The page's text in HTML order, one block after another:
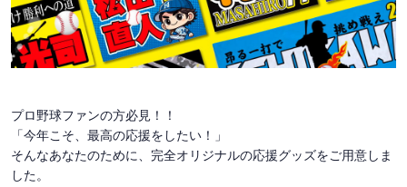
プロ野球ファンの方必見！！
「今年こそ、最高の応援をしたい！」
そんなあなたのために、完全オリジナルの応援グッズをご用意しま
した。